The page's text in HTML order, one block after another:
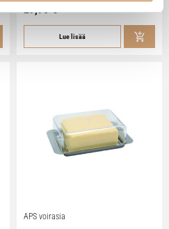
29,90€
Lue lisää
APS voirasia